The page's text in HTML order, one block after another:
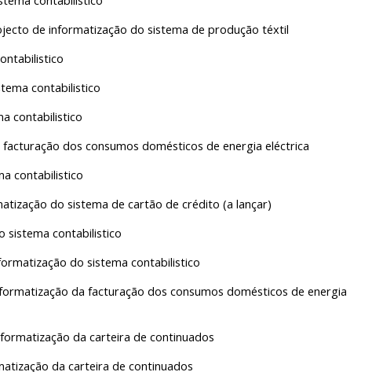
de informatização do sistema de produção téxtil
contabilistico
contabilistico
dos consumos domésticos de energia eléctrica
contabilistico
do sistema de cartão de crédito (a lançar)
sistema contabilistico
do sistema contabilistico
da facturação dos consumos domésticos de energia
da carteira de continuados
da carteira de continuados